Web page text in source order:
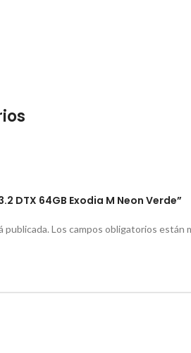
DTX 64GB Exodia M Neon Verde”
publicada. Los campos obligatorios están